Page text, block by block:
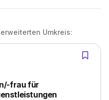
Umkreis:
frau für